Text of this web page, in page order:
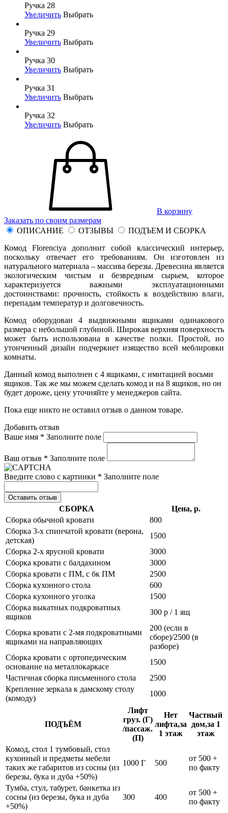
Ручка 28
Увеличить Выбрать
Ручка 29
Увеличить Выбрать
Ручка 30
Увеличить Выбрать
Ручка 31
Увеличить Выбрать
Ручка 32
Увеличить Выбрать
В корзину
Заказать по своим размерам
ОПИСАНИЕ
ОТЗЫВЫ
ПОДЪЕМ И СБОРКА
Комод Florenciya дополнит собой классический интерьер,
поскольку отвечает его требованиям. Он изготовлен из
натурального материала – массива березы. Древесина является
экологическим чистым и безвредным сырьем, которое
характеризуется важными эксплуатационными
достоинствами: прочность, стойкость к воздействию влаги,
перепадам температур и долговечность.
Комод оборудован 4 выдвижными ящиками одинакового
размера с небольшой глубиной. Широкая верхняя поверхность
может быть использована в качестве полки. Простой, но
утонченный дизайн подчеркнет изящество всей меблировки
комнаты.
Данный комод выполнен с 4 ящиками, с имитацией восьми
ящиков. Так же мы можем сделать комод и на 8 ящиков, но он
будет дороже, цену уточняйте у менеджеров сайта.
Пока еще никто не оставил отзыв о данном товаре.
Добавить отзыв
Ваше имя * Заполните поле
Ваш отзыв * Заполните поле
Введите слово с картинки * Заполните поле
Оставить отзыв
СБОРКА
Цена, р.
Сборка обычной кровати
800
Сборка 3-х спинчатой кровати (верона,
детская)
1500
Сборка 2-х ярусной кровати
3000
Сборка кровати с балдахином
3000
Сборка кровати с ПМ, с бк ПМ
2500
Сборка кухонного стола
600
Сборка кухонного уголка
1500
Сборка выкатных подкроватных
ящиков
300 р / 1 ящ
Сборка кровати с 2-мя подкроватными
ящиками на направляющих
200 (если в
сборе)/2500 (в
разборе)
Сборка кровати с ортопедическим
основание на металлокаркасе
1500
Частичная сборка письменного стола
2500
Крепление зеркала к дамскому столу
(комоду)
1000
ПОДЪЁМ
Лифт
груз. (Г)
/пассаж.
(П)
Нет
лифта,за
1 этаж
Частный
дом,за 1
этаж
Комод, стол 1 тумбовый, стол
кухонный и предметы мебели
таких же габаритов из сосны (из
березы, бука и дуба +50%)
1000 Г 500
от 500 +
по факту
Тумба, стул, табурет, банкетка из
сосны (из березы, бука и дуба
+50%)
300 400
от 500 +
по факту